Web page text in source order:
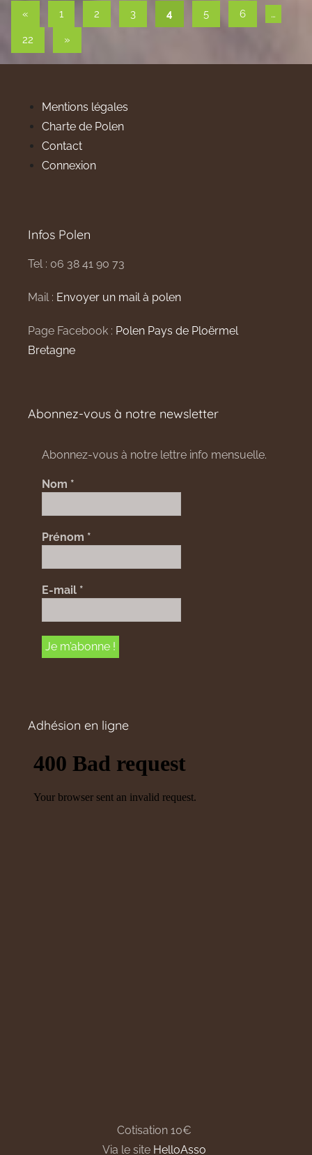
Pagination
des
publications
« Publications
précédentes
1 2 3 4 5 6 …
22
Articles
suivants
»
Mentions légales
Charte de Polen
Contact
Connexion
Infos Polen
Tel : 06 38 41 90 73
Mail : Envoyer un mail à polen
Page Facebook : Polen Pays de Ploërmel
Bretagne
Abonnez-vous à notre newsletter
Abonnez-vous à notre lettre info mensuelle.
Nom *
Prénom *
E-mail *
Adhésion en ligne
Cotisation 10€
Via le site HelloAsso